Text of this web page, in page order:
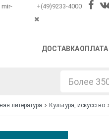
+(49)9233-4000
ДОСТАВКАОПЛАТА
литература Культура, искусство